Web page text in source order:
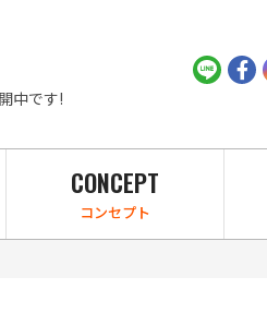
中です!
CONCEPT
コンセプト